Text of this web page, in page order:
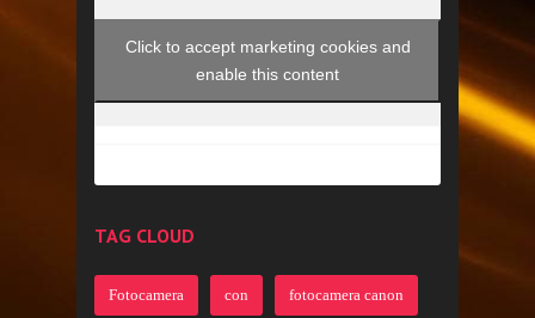
Click to accept marketing cookies and
enable this content
TAG CLOUD
Fotocamera con fotocamera canon